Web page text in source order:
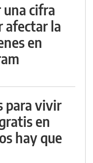
una cifra
afectar la
en
para vivir
en
hay que